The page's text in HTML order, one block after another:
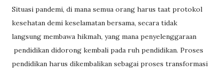
Situasi pandemi, di mana semua orang harus taat protokol
kesehatan demi keselamatan bersama, secara tidak
langsung membawa hikmah, yang mana penyelenggaraan
pendidikan didorong kembali pada ruh pendidikan. Proses
pendidikan harus dikembalikan sebagai proses transformasi